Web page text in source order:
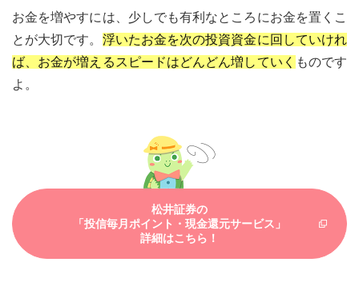
お金を増やすには、少しでも有利なところにお金を置くこ
とが大切です。 浮いたお金を次の投資資金に回していけれ
ば、お金が増えるスピードはどんどん増していく ものです
よ。
松井証券の
「投信毎月ポイント・現金還元サービス」
詳細はこちら！